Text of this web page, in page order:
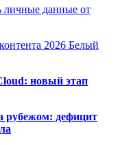
личные данные от
2026 Белый
новый этап
рубежом: дефицит